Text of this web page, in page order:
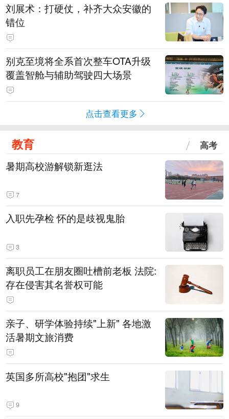
刘展术：打硬仗，补齐大众安徽的
错位
别克至境将全系首次整车OTA升级
覆盖智舱与辅助驾驶四大场景
点击查看更多
教育 高考
暑期高校游解锁新逛法
7
入职先孕检 怀的是歧视鬼胎
3
离职员工在朋友圈吐槽前老板 法院:
存在侵害其名誉权可能
亲子、研学体验持续"上新" 各地激
活暑期文旅消费
英国多所高校"抱团"求生
9